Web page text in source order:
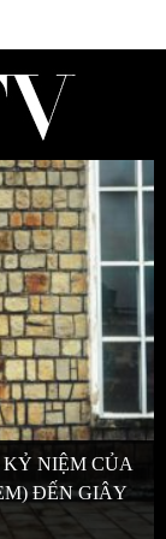
KỶ NIỆM CỦA
ĐẾN GIÂY